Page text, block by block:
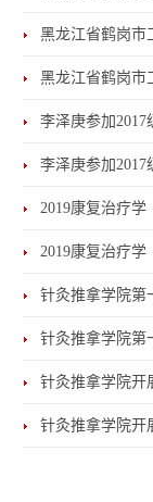
黑龙江省鹤岗市
黑龙江省鹤岗市
李泽庚参加
李泽庚参加
2019康复治疗学
2019康复治疗学
针灸推拿学院第
针灸推拿学院第
针灸推拿学院开
针灸推拿学院开